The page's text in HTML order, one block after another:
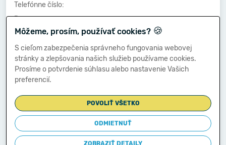
Telefónne číslo:
-
Faxové číslo:
-
E-mailová adresa:
-
Zostavená dňa:
10.06.2019
Schválená dňa:
Môžeme, prosím, používať cookies? 🍪
S cieľom zabezpečenia správneho fungovania webovej
stránky a zlepšovania našich služieb používame cookies.
Prosíme o potvrdenie súhlasu alebo nastavenie Vašich
preferencií.
POVOLIŤ VŠETKO
ODMIETNUŤ
ZOBRAZIŤ DETAILY